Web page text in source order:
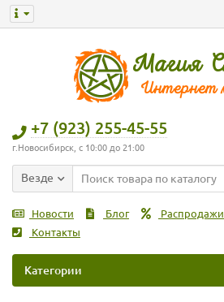
+7 (923) 255-45-55
г.Новосибирск, с 10:00 до 21:00
Везде
Новости Блог Распродажи
Контакты
Категории